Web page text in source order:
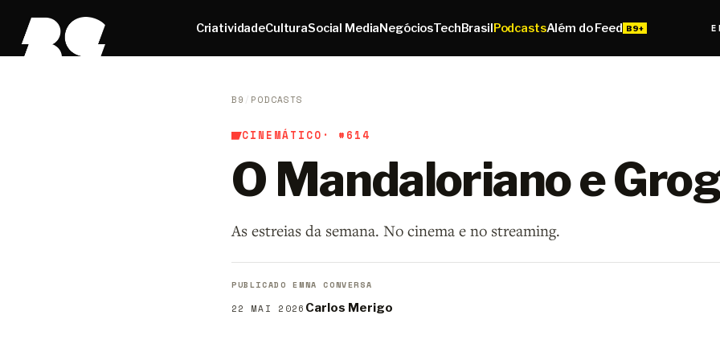
CriatividadeCulturaSocial MediaNegóciosTechBrasilPodcastsAlém do Feed
B9 / PODCASTS
CINEMÁTICO · #614
O Mandaloriano e
As estreias da semana. No cinema e no streaming.
PUBLICADO EM
22 MAI 2026
NA CONVERSA
Carlos Merigo